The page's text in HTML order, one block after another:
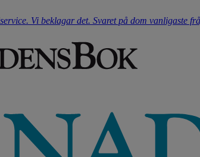
Vi beklagar det. Svaret på dom vanligaste